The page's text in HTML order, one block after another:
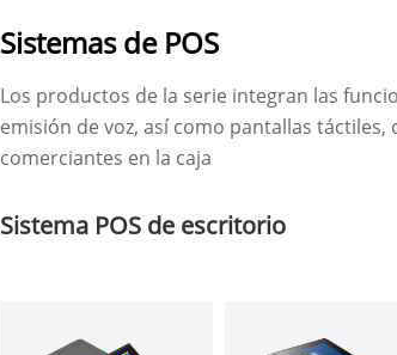
Sistemas de POS
Los productos de la serie integran las
emisión de voz, así como pantallas
comerciantes en la caja
Sistema POS de escritorio